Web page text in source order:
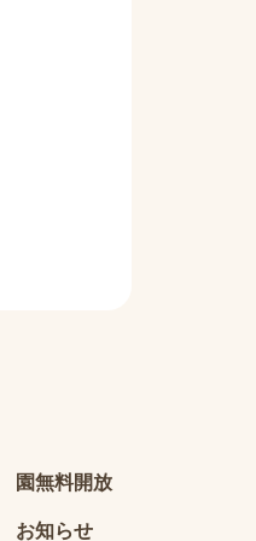
園無料開放
お知らせ